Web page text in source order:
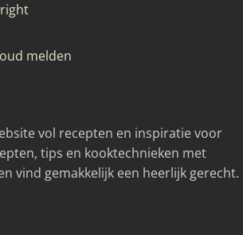
melden
vol recepten en inspiratie voor
tips en kooktechnieken met
vind gemakkelijk een heerlijk gerecht.